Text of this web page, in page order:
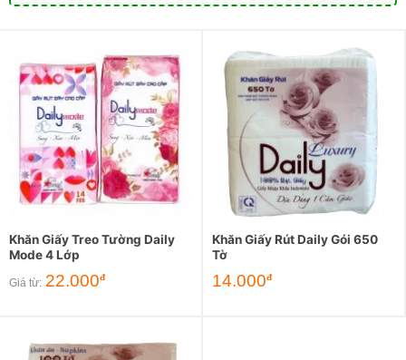
Khăn Giấy Treo Tường Daily
Mode 4 Lớp
Giá từ: 22.000đ
Khăn Giấy Rút Daily Gói 650
Tờ
14.000đ